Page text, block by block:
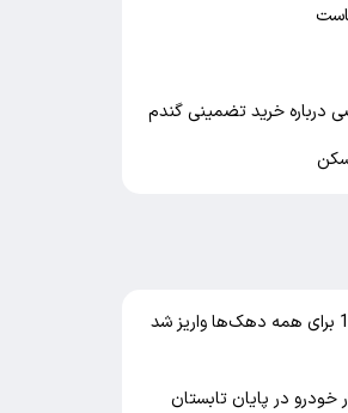
خرید تضمینی گندم
یارانه 2 میلیونی مرداد 1405 برای همه دهک‌ها واریز شد
خودرو در پایان تابستان